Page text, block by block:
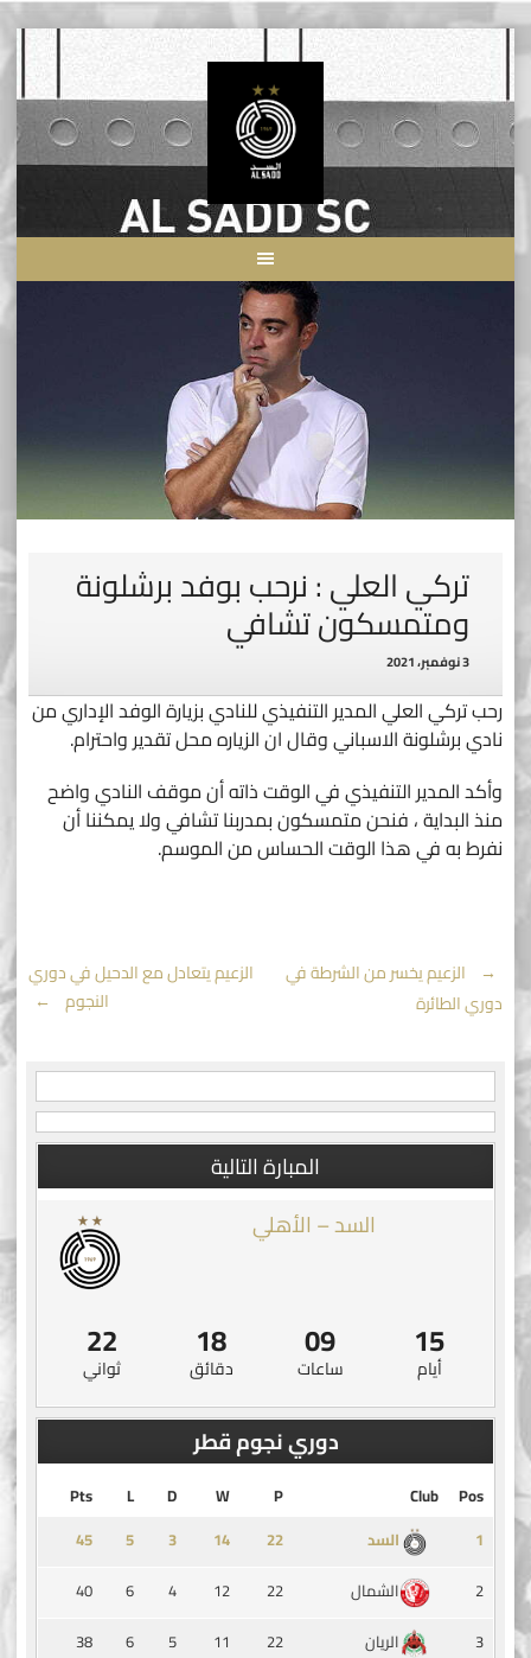
content
تركي العلي : نرحب بوفد برشلونة
ومتمسكون تشافي
3 نوفمبر، 2021
رحب تركي العلي المدير التنفيذي للنادي بزيارة الوفد الإداري من
نادي برشلونة الاسباني وقال ان الزياره محل تقدير واحترام.
وأكد المدير التنفيذي في الوقت ذاته أن موقف النادي واضح
منذ البداية ، فنحن متمسكون بمدربنا تشافي ولا يمكننا أن
نفرط به في هذا الوقت الحساس من الموسم.
Post
navigation
←
الزعيم يخسر من الشرطة في
دوري الطائرة
الزعيم يتعادل مع الدحيل في دوري
النجوم →
المبارة التالية
السد – الأهلي
15
أيام
09
ساعات
18
دقائق
21
ثواني
دوري نجوم قطر
Pos
Club
P
W
D
L
Pts
1
السد ‏22
14
3
5
45
2
الشمال 22
12
4
6
40
3
الريان 22
11
5
6
38